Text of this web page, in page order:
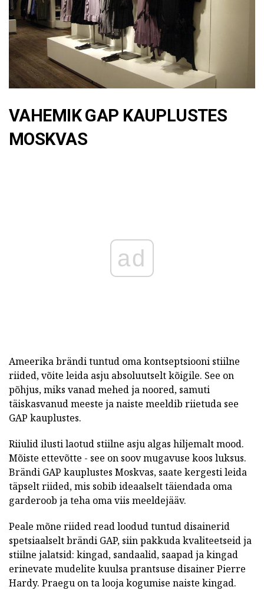
VAHEMIK GAP KAUPLUSTES
MOSKVAS
ad
Ameerika brändi tuntud oma kontseptsiooni stiilne
riided, võite leida asju absoluutselt kõigile. See on
põhjus, miks vanad mehed ja noored, samuti
täiskasvanud meeste ja naiste meeldib riietuda see
GAP kauplustes.
Riiulid ilusti laotud stiilne asju algas hiljemalt mood.
Mõiste ettevõtte - see on soov mugavuse koos luksus.
Brändi GAP kauplustes Moskvas, saate kergesti leida
täpselt riided, mis sobib ideaalselt täiendada oma
garderoob ja teha oma viis meeldejääv.
Peale mõne riided read loodud tuntud disainerid
spetsiaalselt brändi GAP, siin pakkuda kvaliteetseid ja
stiilne jalatsid: kingad, sandaalid, saapad ja kingad
erinevate mudelite kuulsa prantsuse disainer Pierre
Hardy. Praegu on ta looja kogumise naiste kingad.